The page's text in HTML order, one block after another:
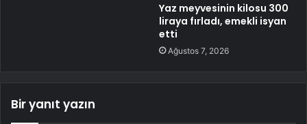
Yaz meyvesinin kilosu 300
liraya fırladı, emekli isyan
etti
Ağustos 7, 2026
Bir yanıt yazın